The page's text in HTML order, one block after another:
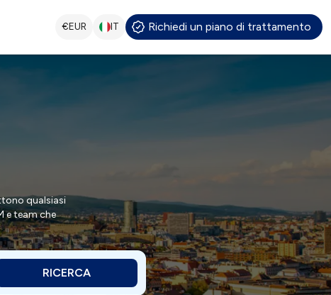
€EUR IT Richiedi un piano di trattamento
qualsiasi
e team che
RICERCA